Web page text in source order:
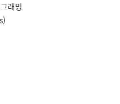
래밍